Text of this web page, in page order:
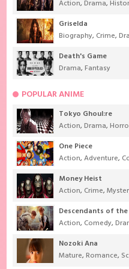
Action,Drama,
Griselda
Biography, Crime,
Death's Game
Drama,Fantasy
POPULAR ANIME
Tokyo Ghoul:re
Action,Drama,
One Piece
Action,Adventure,
Money Heist
Action, Crime,
Descendants of the
Action, Comedy,
Nozoki Ana
Mature,Romance,